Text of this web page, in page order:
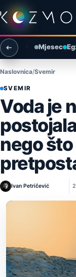
Preskoči na sadržaj
Otvori izbornik
Otvori pretragu
Mjesec
Naslovnica Svemir
SVEMIR
Voda je
nego
Ivan Petričević